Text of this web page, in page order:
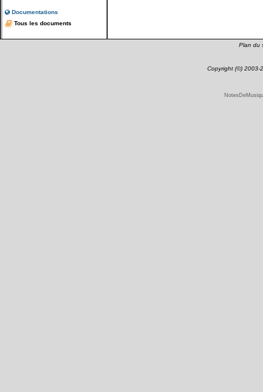
Documentations
Tous les documents
Plan du
Copyright (©) 2003-